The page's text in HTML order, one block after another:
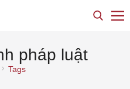
pháp luật
Tags